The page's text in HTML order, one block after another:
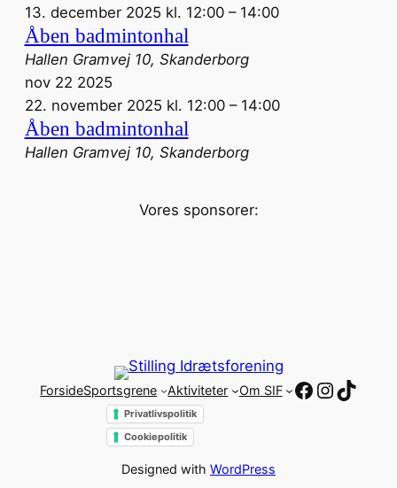
13. december 2025 kl. 12:00– 14:00
Åben badmintonhal
Hallen Gramvej 10, Skanderborg
nov 22 2025
22. november 2025 kl. 12:00– 14:00
Åben badmintonhal
Hallen Gramvej 10, Skanderborg
Vores sponsorer:
ForsideSportsgrene Aktiviteter Om SIF Facebook
Privatlivspolitik
Cookiepolitik
Designed with WordPress